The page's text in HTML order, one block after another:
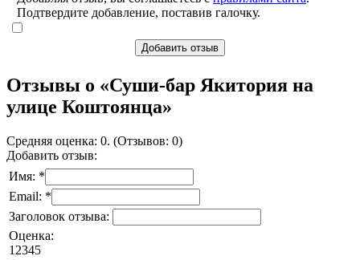
Подтвердите добавление, поставив галочку.
Добавить отзыв
Отзывы о «Суши-бар Якитория на
улице Коштоянца»
Средняя оценка: 0. (Отзывов: 0)
Добавить отзыв:
Имя: *
Email: *
Заголовок отзыва:
Оценка:
1 2345